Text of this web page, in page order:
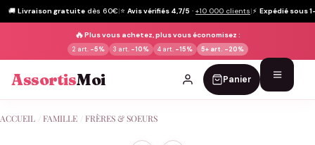
🚚 Livraison gratuite dès 60€|⭐ Avis vérifiés 4,7/5 · +10 000 clients|⚡ Expédié sous
🔥Plus vous achetez, plus vous économisez :
2 art. -5% 3 art. -10% 4 art. -15% 5+ art. -20%
AssortisMoi Panier
au
ACCUEIL FAMILLE FRÈRES & SOEURS